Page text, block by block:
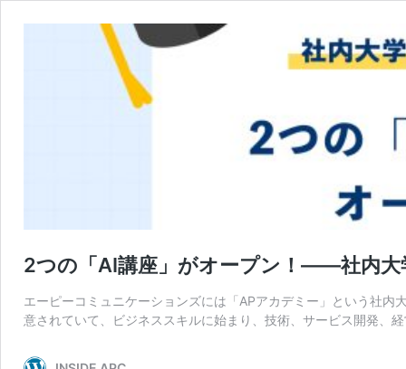
2つの「AI講座」がオープン！――社内大
エーピーコミュニケーションズには「APアカデミー」という社
意されていて、ビジネススキルに始まり、技術、サービス開発、